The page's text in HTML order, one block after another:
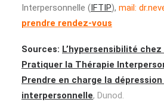
Interpersonnelle (IFTIP), mail:
prendre rendez-vous
Sources: L’hypersensibilité chez
Pratiquer la Thérapie
Prendre en charge la
interpersonnelle, Dunod.